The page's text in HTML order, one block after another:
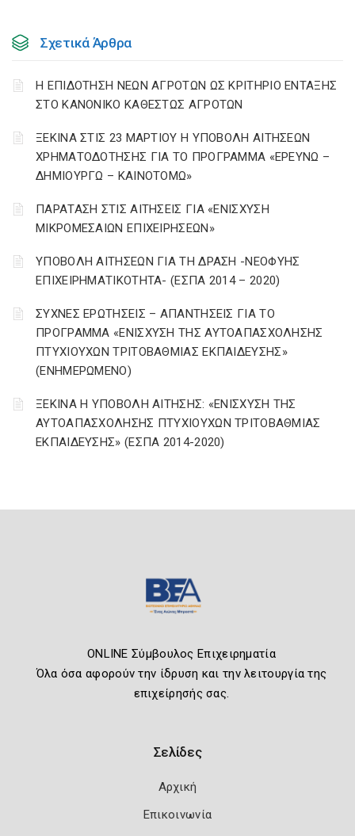
Σχετικά Άρθρα
Η ΕΠΙΔΟΤΗΣΗ ΝΕΩΝ ΑΓΡΟΤΩΝ ΩΣ ΚΡΙΤΗΡΙΟ ΕΝΤΑΞΗΣ
ΣΤΟ ΚΑΝΟΝΙΚΟ ΚΑΘΕΣΤΩΣ ΑΓΡΟΤΩΝ
ΞΕΚΙΝΑ ΣΤΙΣ 23 ΜΑΡΤΙΟΥ Η ΥΠΟΒΟΛΗ ΑΙΤΗΣΕΩΝ
ΧΡΗΜΑΤΟΔΟΤΗΣΗΣ ΓΙΑ ΤΟ ΠΡΟΓΡΑΜΜΑ «ΕΡΕΥΝΩ –
ΔΗΜΙΟΥΡΓΩ – ΚΑΙΝΟΤΟΜΩ»
ΠΑΡΑΤΑΣΗ ΣΤΙΣ ΑΙΤΗΣΕΙΣ ΓΙΑ «ΕΝΙΣΧΥΣΗ
ΜΙΚΡΟΜΕΣΑΙΩΝ ΕΠΙΧΕΙΡΗΣΕΩΝ»
ΥΠΟΒΟΛΗ ΑΙΤΗΣΕΩΝ ΓΙΑ ΤΗ ΔΡΑΣΗ -ΝΕΟΦΥΗΣ
ΕΠΙΧΕΙΡΗΜΑΤΙΚΟΤΗΤΑ- (ΕΣΠΑ 2014 – 2020)
ΣΥΧΝΕΣ ΕΡΩΤΗΣΕΙΣ – ΑΠΑΝΤΗΣΕΙΣ ΓΙΑ ΤΟ
ΠΡΟΓΡΑΜΜΑ «ΕΝΙΣΧΥΣΗ ΤΗΣ ΑΥΤΟΑΠΑΣΧΟΛΗΣΗΣ
ΠΤΥΧΙΟΥΧΩΝ ΤΡΙΤΟΒΑΘΜΙΑΣ ΕΚΠΑΙΔΕΥΣΗΣ»
(ΕΝΗΜΕΡΩΜΕΝΟ)
ΞΕΚΙΝΑ Η ΥΠΟΒΟΛΗ ΑΙΤΗΣΗΣ: «ΕΝΙΣΧΥΣΗ ΤΗΣ
ΑΥΤΟΑΠΑΣΧΟΛΗΣΗΣ ΠΤΥΧΙΟΥΧΩΝ ΤΡΙΤΟΒΑΘΜΙΑΣ
ΕΚΠΑΙΔΕΥΣΗΣ» (ΕΣΠΑ 2014-2020)
ONLINE Σύμβουλος Επιχειρηματία
Όλα όσα αφορούν την ίδρυση και την λειτουργία της
επιχείρησής σας.
Σελίδες
Αρχική
Επικοινωνία